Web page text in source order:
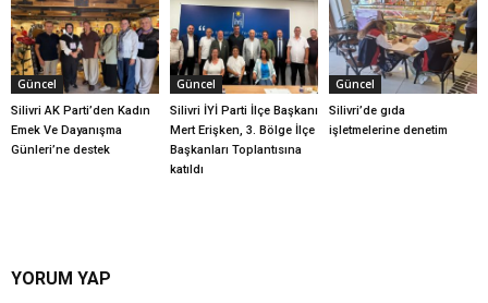
Güncel
Silivri AK Parti’den Kadın
Emek Ve Dayanışma
Günleri’ne destek
Güncel
Silivri İYİ Parti İlçe Başkanı
Mert Erişken, 3. Bölge İlçe
Başkanları Toplantısına
katıldı
Güncel
Silivri’de gıda
işletmelerine denetim
YORUM YAP